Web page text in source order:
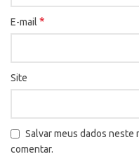
E-mail *
Site
Salvar meus dados neste
comentar.